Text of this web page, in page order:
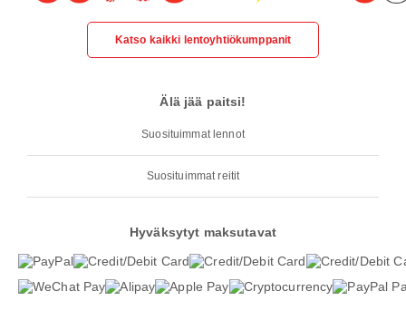
Katso kaikki lentoyhtiökumppanit
Älä jää paitsi!
Suosituimmat lennot
Suosituimmat reitit
Hyväksytyt maksutavat